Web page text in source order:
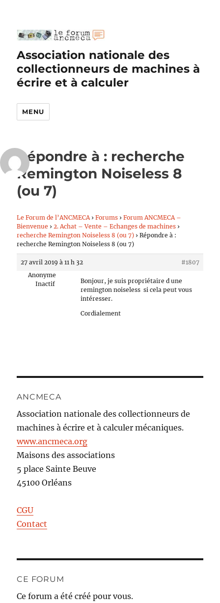
Association nationale des
collectionneurs de machines à
écrire et à calculer
MENU
Répondre à : recherche
Remington Noiseless 8
(ou 7)
Le Forum de l’ANCMECA › Forums › Forum ANCMECA –
Bienvenue › 2. Achat – Vente – Echanges de machines ›
recherche Remington Noiseless 8 (ou 7) › Répondre à :
recherche Remington Noiseless 8 (ou 7)
27 avril 2019 à 11 h 32
#1807
Anonyme
Inactif
Bonjour, je suis propriétaire d une
remington noiseless si cela peut vous
intéresser.
Cordialement
ANCMECA
Association nationale des collectionneurs de
machines à écrire et à calculer mécaniques.
www.ancmeca.org
Maisons des associations
5 place Sainte Beuve
45100 Orléans
CGU
Contact
CE FORUM
Ce forum a été créé pour vous.